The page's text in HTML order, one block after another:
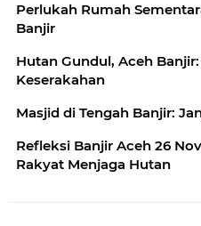
Perlukah Rumah
Banjir
Hutan Gundul, Aceh
Keserakahan
Masjid di Tengah Banjir:
Refleksi Banjir Aceh 26
Rakyat Menjaga Hutan